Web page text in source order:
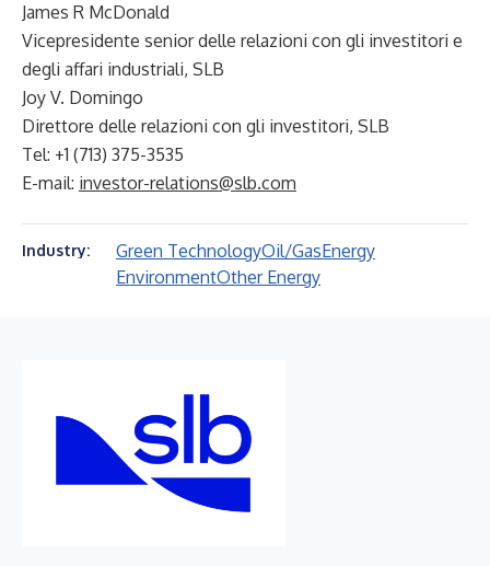
James R McDonald
Vicepresidente senior delle relazioni con gli investitori e
degli affari industriali, SLB
Joy V. Domingo
Direttore delle relazioni con gli investitori, SLB
Tel: +1 (713) 375-3535
E-mail: investor-relations@slb.com
Industry: Green TechnologyOil/GasEnergy
EnvironmentOther Energy